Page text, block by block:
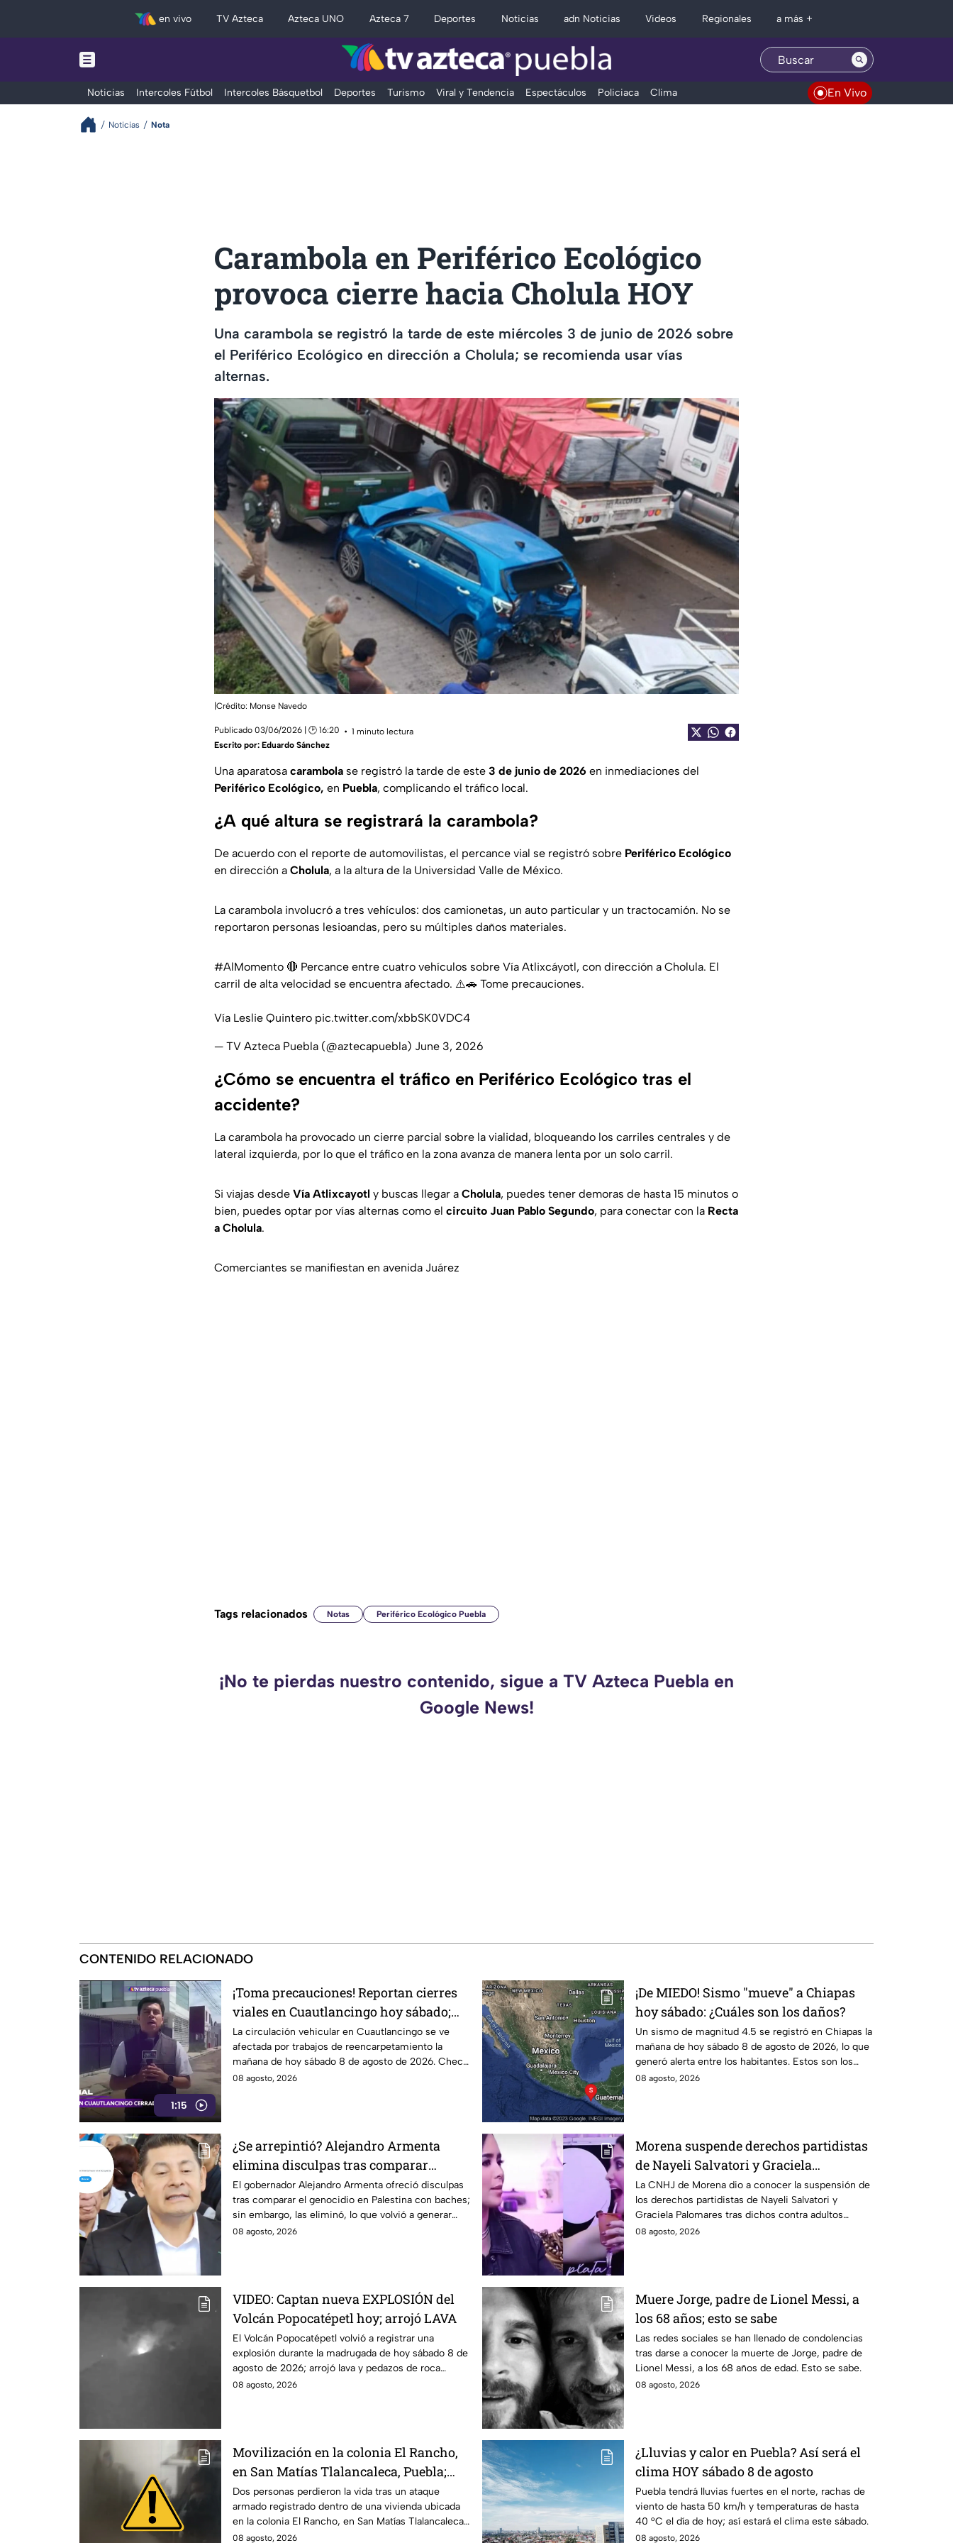
en vivo TV Azteca Azteca UNO Azteca 7 Deportes Noticias adn Noticias Videos Regionales a más +
Noticias Intercoles Fútbol Intercoles Básquetbol Deportes Turismo Viral y Tendencia Espectáculos Policiaca Clima En Vivo
Noticias Nota
Carambola en Periférico Ecológico
provoca cierre hacia Cholula HOY
Una carambola se registró la tarde de este miércoles 3 de junio de 2026 sobre
el Periférico Ecológico en dirección a Cholula; se recomienda usar vías
alternas.
|Crédito: Monse Navedo
Publicado 03/06/2026 | 🕑 16:20
1 minuto lectura
Escrito por: Eduardo Sánchez
Una aparatosa carambola se registró la tarde de este 3 de junio de 2026 en inmediaciones del
Periférico Ecológico, en Puebla, complicando el tráfico local.
¿A qué altura se registrará la carambola?
De acuerdo con el reporte de automovilistas, el percance vial se registró sobre Periférico Ecológico
en dirección a Cholula, a la altura de la Universidad Valle de México.
La carambola involucró a tres vehículos: dos camionetas, un auto particular y un tractocamión. No se
reportaron personas lesioandas, pero su múltiples daños materiales.
#AlMomento 🔴 Percance entre cuatro vehículos sobre Vía Atlixcáyotl, con dirección a Cholula. El
carril de alta velocidad se encuentra afectado. ⚠️🚗 Tome precauciones.
Vía Leslie Quintero pic.twitter.com/xbbSK0VDC4
— TV Azteca Puebla (@aztecapuebla) June 3, 2026
¿Cómo se encuentra el tráfico en Periférico Ecológico tras el
accidente?
La carambola ha provocado un cierre parcial sobre la vialidad, bloqueando los carriles centrales y de
lateral izquierda, por lo que el tráfico en la zona avanza de manera lenta por un solo carril.
Si viajas desde Vía Atlixcayotl y buscas llegar a Cholula, puedes tener demoras de hasta 15 minutos o
bien, puedes optar por vías alternas como el circuito Juan Pablo Segundo, para conectar con la Recta
a Cholula.
Comerciantes se manifiestan en avenida Juárez
Tags relacionados Notas Periférico Ecológico Puebla
¡No te pierdas nuestro contenido, sigue a TV Azteca Puebla en
Google News!
CONTENIDO RELACIONADO
1:15
¡Toma precauciones! Reportan cierres
viales en Cuautlancingo hoy sábado;
vías alternas
La circulación vehicular en Cuautlancingo se ve
afectada por trabajos de reencarpetamiento la
mañana de hoy sábado 8 de agosto de 2026. Checa
los detalles.
08 agosto, 2026
¡De MIEDO! Sismo "mueve" a Chiapas
hoy sábado: ¿Cuáles son los daños?
Un sismo de magnitud 4.5 se registró en Chiapas la
mañana de hoy sábado 8 de agosto de 2026, lo que
generó alerta entre los habitantes. Estos son los
detalles.
08 agosto, 2026
¿Se arrepintió? Alejandro Armenta
elimina disculpas tras comparar
genocidio palestino con baches;
Morena calla
El gobernador Alejandro Armenta ofreció disculpas
tras comparar el genocidio en Palestina con baches;
sin embargo, las eliminó, lo que volvió a generar
críticas.
08 agosto, 2026
Morena suspende derechos partidistas
de Nayeli Salvatori y Graciela
Palomares tras dichos contra adultos
mayores
La CNHJ de Morena dio a conocer la suspensión de
los derechos partidistas de Nayeli Salvatori y
Graciela Palomares tras dichos contra adultos
mayores.
08 agosto, 2026
VIDEO: Captan nueva EXPLOSIÓN del
Volcán Popocatépetl hoy; arrojó LAVA
El Volcán Popocatépetl volvió a registrar una
explosión durante la madrugada de hoy sábado 8 de
agosto de 2026; arrojó lava y pedazos de roca
caliente.
08 agosto, 2026
Muere Jorge, padre de Lionel Messi, a
los 68 años; esto se sabe
Las redes sociales se han llenado de condolencias
tras darse a conocer la muerte de Jorge, padre de
Lionel Messi, a los 68 años de edad. Esto se sabe.
08 agosto, 2026
Movilización en la colonia El Rancho,
en San Matías Tlalancaleca, Puebla;
reportan dos personas sin vida
Dos personas perdieron la vida tras un ataque
armado registrado dentro de una vivienda ubicada
en la colonia El Rancho, en San Matías Tlalancaleca,
Puebla.
08 agosto, 2026
¿Lluvias y calor en Puebla? Así será el
clima HOY sábado 8 de agosto
Puebla tendrá lluvias fuertes en el norte, rachas de
viento de hasta 50 km/h y temperaturas de hasta
40 °C el día de hoy; así estará el clima este sábado.
08 agosto, 2026